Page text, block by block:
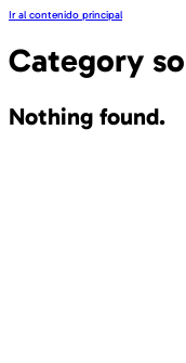
Ir al contenido principal
Category
Nothing found.